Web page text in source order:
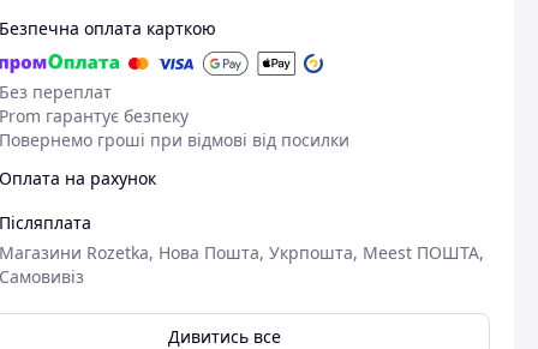
Безпечна оплата карткою
Без переплат
Prom гарантує безпеку
Повернемо гроші при відмові від посилки
Оплата на рахунок
Післяплата
Магазини Rozetka, Нова Пошта, Укрпошта, Meest ПОШТА,
Самовивіз
Дивитись все